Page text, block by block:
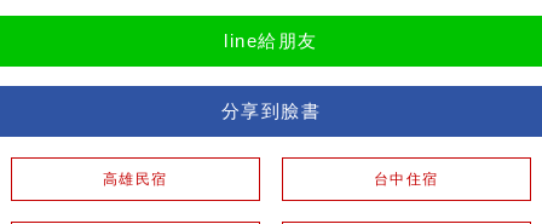
line給朋友
分享到臉書
高雄民宿 台中住宿